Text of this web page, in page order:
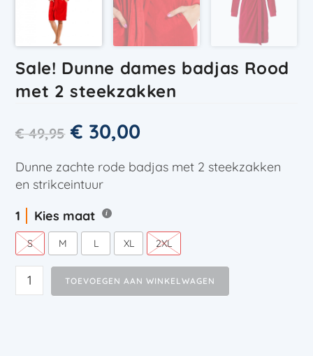
Sale! Dunne dames badjas Rood
met 2 steekzakken
€49,95 € 30,00
Dunne zachte rode badjas met 2 steekzakken
en strikceintuur
Kies maat
S M L XL 2XL
TOEVOEGEN AAN WINKELWAGEN